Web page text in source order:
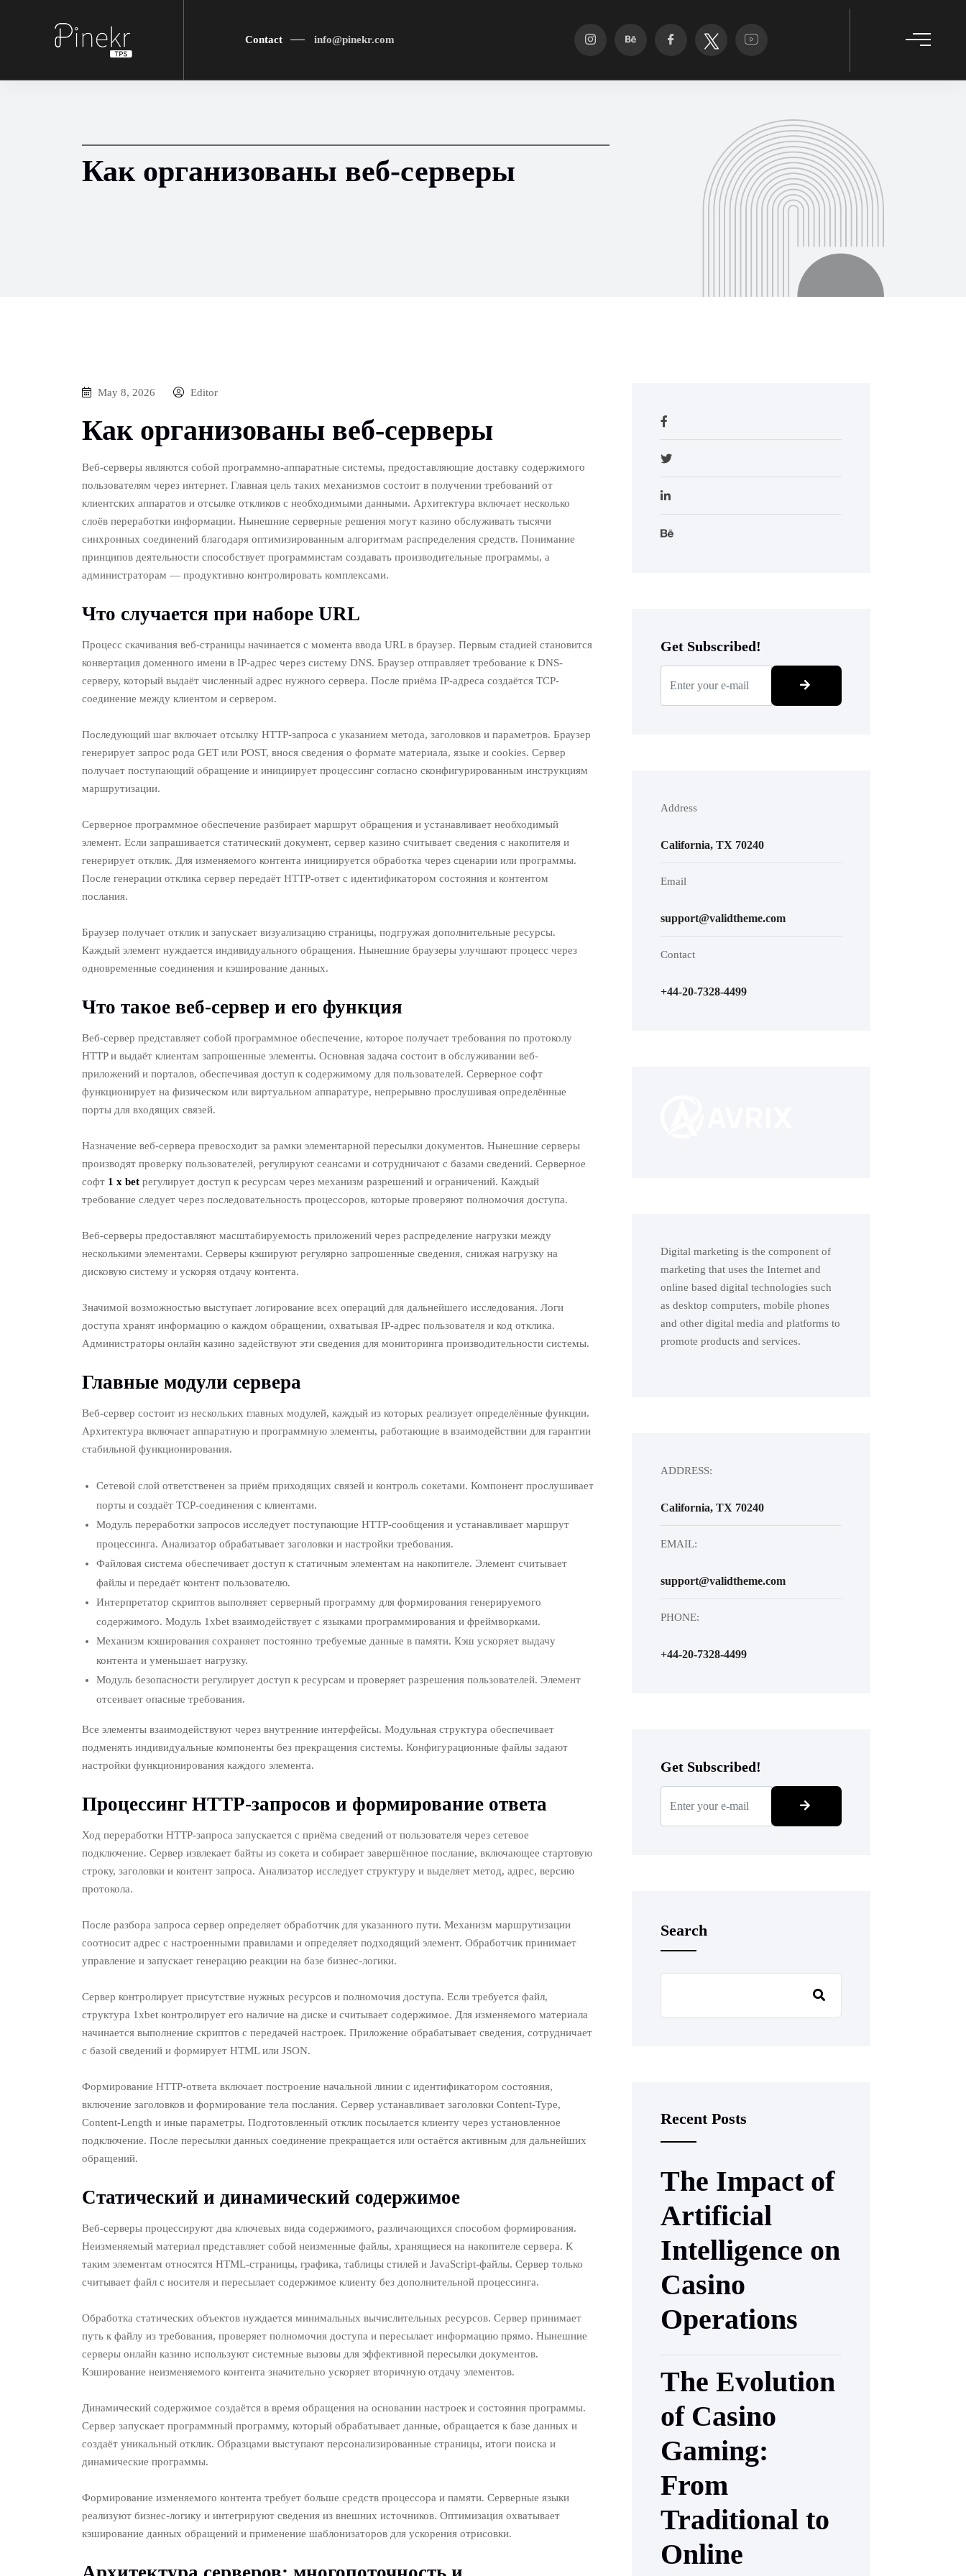
Contact info@pinekr.com
Как организованы веб-серверы
May 8, 2026 Editor
Как организованы веб-серверы
Веб-серверы являются собой программно-аппаратные системы, предоставляющие доставку содержимого
пользователям через интернет. Главная цель таких механизмов состоит в получении требований от
клиентских аппаратов и отсылке откликов с необходимыми данными. Архитектура включает несколько
слоёв переработки информации. Нынешние серверные решения могут казино обслуживать тысячи
синхронных соединений благодаря оптимизированным алгоритмам распределения средств. Понимание
принципов деятельности способствует программистам создавать производительные программы, а
администраторам — продуктивно контролировать комплексами.
Что случается при наборе URL
Процесс скачивания веб-страницы начинается с момента ввода URL в браузер. Первым стадией становится
конвертация доменного имени в IP-адрес через систему DNS. Браузер отправляет требование к DNS-
серверу, который выдаёт численный адрес нужного сервера. После приёма IP-адреса создаётся TCP-
соединение между клиентом и сервером.
Последующий шаг включает отсылку HTTP-запроса с указанием метода, заголовков и параметров. Браузер
генерирует запрос рода GET или POST, внося сведения о формате материала, языке и cookies. Сервер
получает поступающий обращение и инициирует процессинг согласно сконфигурированным инструкциям
маршрутизации.
Серверное программное обеспечение разбирает маршрут обращения и устанавливает необходимый
элемент. Если запрашивается статический документ, сервер казино считывает сведения с накопителя и
генерирует отклик. Для изменяемого контента инициируется обработка через сценарии или программы.
После генерации отклика сервер передаёт HTTP-ответ с идентификатором состояния и контентом
послания.
Браузер получает отклик и запускает визуализацию страницы, подгружая дополнительные ресурсы.
Каждый элемент нуждается индивидуального обращения. Нынешние браузеры улучшают процесс через
одновременные соединения и кэширование данных.
Что такое веб-сервер и его функция
Веб-сервер представляет собой программное обеспечение, которое получает требования по протоколу
HTTP и выдаёт клиентам запрошенные элементы. Основная задача состоит в обслуживании веб-
приложений и порталов, обеспечивая доступ к содержимому для пользователей. Серверное софт
функционирует на физическом или виртуальном аппаратуре, непрерывно прослушивая определённые
порты для входящих связей.
Назначение веб-сервера превосходит за рамки элементарной пересылки документов. Нынешние серверы
производят проверку пользователей, регулируют сеансами и сотрудничают с базами сведений. Серверное
софт 1 x bet регулирует доступ к ресурсам через механизм разрешений и ограничений. Каждый
требование следует через последовательность процессоров, которые проверяют полномочия доступа.
Веб-серверы предоставляют масштабируемость приложений через распределение нагрузки между
несколькими элементами. Серверы кэшируют регулярно запрошенные сведения, снижая нагрузку на
дисковую систему и ускоряя отдачу контента.
Значимой возможностью выступает логирование всех операций для дальнейшего исследования. Логи
доступа хранят информацию о каждом обращении, охватывая IP-адрес пользователя и код отклика.
Администраторы онлайн казино задействуют эти сведения для мониторинга производительности системы.
Главные модули сервера
Веб-сервер состоит из нескольких главных модулей, каждый из которых реализует определённые функции.
Архитектура включает аппаратную и программную элементы, работающие в взаимодействии для гарантии
стабильной функционирования.
Сетевой слой ответственен за приём приходящих связей и контроль сокетами. Компонент прослушивает
порты и создаёт TCP-соединения с клиентами.
Модуль переработки запросов исследует поступающие HTTP-сообщения и устанавливает маршрут
процессинга. Анализатор обрабатывает заголовки и настройки требования.
Файловая система обеспечивает доступ к статичным элементам на накопителе. Элемент считывает
файлы и передаёт контент пользователю.
Интерпретатор скриптов выполняет серверный программу для формирования генерируемого
содержимого. Модуль 1xbet взаимодействует с языками программирования и фреймворками.
Механизм кэширования сохраняет постоянно требуемые данные в памяти. Кэш ускоряет выдачу
контента и уменьшает нагрузку.
Модуль безопасности регулирует доступ к ресурсам и проверяет разрешения пользователей. Элемент
отсеивает опасные требования.
Все элементы взаимодействуют через внутренние интерфейсы. Модульная структура обеспечивает
подменять индивидуальные компоненты без прекращения системы. Конфигурационные файлы задают
настройки функционирования каждого элемента.
Процессинг HTTP-запросов и формирование ответа
Ход переработки HTTP-запроса запускается с приёма сведений от пользователя через сетевое
подключение. Сервер извлекает байты из сокета и собирает завершённое послание, включающее стартовую
строку, заголовки и контент запроса. Анализатор исследует структуру и выделяет метод, адрес, версию
протокола.
После разбора запроса сервер определяет обработчик для указанного пути. Механизм маршрутизации
соотносит адрес с настроенными правилами и определяет подходящий элемент. Обработчик принимает
управление и запускает генерацию реакции на базе бизнес-логики.
Сервер контролирует присутствие нужных ресурсов и полномочия доступа. Если требуется файл,
структура 1xbet контролирует его наличие на диске и считывает содержимое. Для изменяемого материала
начинается выполнение скриптов с передачей настроек. Приложение обрабатывает сведения, сотрудничает
с базой сведений и формирует HTML или JSON.
Формирование HTTP-ответа включает построение начальной линии с идентификатором состояния,
включение заголовков и формирование тела послания. Сервер устанавливает заголовки Content-Type,
Content-Length и иные параметры. Подготовленный отклик посылается клиенту через установленное
подключение. После пересылки данных соединение прекращается или остаётся активным для дальнейших
обращений.
Статический и динамический содержимое
Веб-серверы процессируют два ключевых вида содержимого, различающихся способом формирования.
Неизменяемый материал представляет собой неизменные файлы, хранящиеся на накопителе сервера. К
таким элементам относятся HTML-страницы, графика, таблицы стилей и JavaScript-файлы. Сервер только
считывает файл с носителя и пересылает содержимое клиенту без дополнительной процессинга.
Обработка статических объектов нуждается минимальных вычислительных ресурсов. Сервер принимает
путь к файлу из требования, проверяет полномочия доступа и пересылает информацию прямо. Нынешние
серверы онлайн казино используют системные вызовы для эффективной пересылки документов.
Кэширование неизменяемого контента значительно ускоряет вторичную отдачу элементов.
Динамический содержимое создаётся в время обращения на основании настроек и состояния программы.
Сервер запускает программный программу, который обрабатывает данные, обращается к базе данных и
создаёт уникальный отклик. Образцами выступают персонализированные страницы, итоги поиска и
динамические программы.
Формирование изменяемого контента требует больше средств процессора и памяти. Серверные языки
реализуют бизнес-логику и интегрируют сведения из внешних источников. Оптимизация охватывает
кэширование данных обращений и применение шаблонизаторов для ускорения отрисовки.
Get Subscribed!
Address
California, TX 70240
Email
support@validtheme.com
Contact
+44-20-7328-4499
Digital marketing is the component of
marketing that uses the Internet and
online based digital technologies such
as desktop computers, mobile phones
and other digital media and platforms to
promote products and services.
ADDRESS:
California, TX 70240
EMAIL:
support@validtheme.com
PHONE:
+44-20-7328-4499
Get Subscribed!
Search
Recent Posts
The Impact of
Artificial
Intelligence on
Casino
Operations
The Evolution
of Casino
Gaming:
From
Traditional to
Online